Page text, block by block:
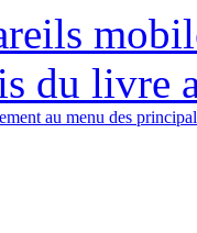
du livre
au menu des